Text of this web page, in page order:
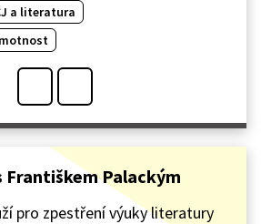
a literatura
Františkem Palackým
pro zpestření výuky literatury